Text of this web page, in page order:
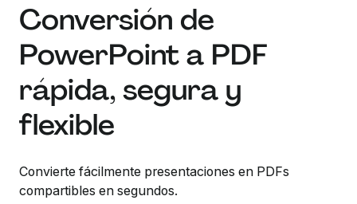
Conversión de
PowerPoint a PDF
rápida, segura y
flexible
Convierte fácilmente presentaciones en PDFs
compartibles en segundos.